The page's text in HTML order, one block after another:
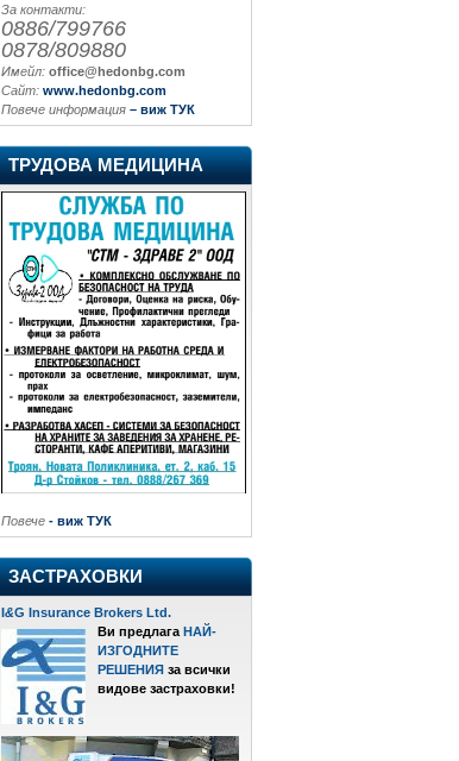
За контакти:
0886/799766
0878/809880
Имейл: office@hedonbg.com
Сайт: www.hedonbg.com
Повече информация – виж ТУК
ТРУДОВА МЕДИЦИНА
Повече - виж ТУК
ЗАСТРАХОВКИ
I&G Insurance Brokers Ltd.
Ви предлага НАЙ-
ИЗГОДНИТЕ
РЕШЕНИЯ за всички
видове застраховки!